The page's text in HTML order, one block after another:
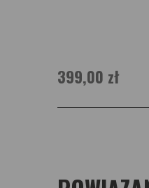
399,00 zł